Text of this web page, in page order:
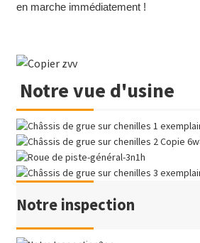
en marche immédiatement !
Notre vue d'usine
Notre inspection